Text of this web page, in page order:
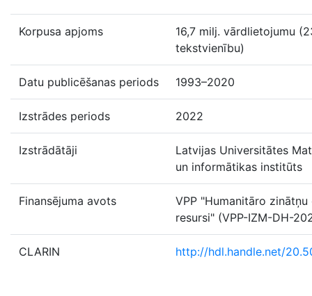
Korpusa apjoms
16,7 milj. vārdlietojumu
tekstvienību)
Datu publicēšanas periods 1993–2020
Izstrādes periods 2022
Izstrādātāji
Latvijas Universitātes
un informātikas institūts
Finansējuma avots
VPP "Humanitāro
resursi" (VPP-IZM-DH-
CLARIN http://hdl.handle.net/